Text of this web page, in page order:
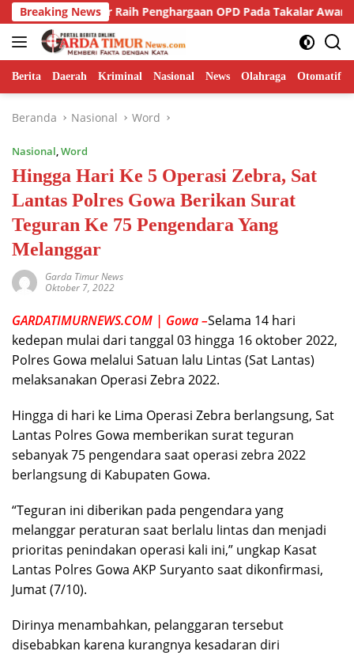
Langsung
ke
konten
Breaking News
Takalar Raih Penghargaan OPD Pada Takalar Award 2026.
Berita Daerah Kriminal Nasional News Olahraga Otomatif
Beranda Nasional Word
Nasional,Word
Hingga Hari Ke 5 Operasi Zebra, Sat
Lantas Polres Gowa Berikan Surat
Teguran Ke 75 Pengendara Yang
Melanggar
Garda Timur News
Oktober 7, 2022
GARDATIMURNEWS.COM | Gowa –Selama 14 hari
kedepan mulai dari tanggal 03 hingga 16 oktober 2022,
Polres Gowa melalui Satuan lalu Lintas (Sat Lantas)
melaksanakan Operasi Zebra 2022.
Hingga di hari ke Lima Operasi Zebra berlangsung, Sat
Lantas Polres Gowa memberikan surat teguran
sebanyak 75 pengendara saat operasi zebra 2022
berlangsung di Kabupaten Gowa.
“Teguran ini diberikan pada pengendara yang
melanggar peraturan saat berlalu lintas dan menjadi
prioritas penindakan operasi kali ini,” ungkap Kasat
Lantas Polres Gowa AKP Suryanto saat dikonfirmasi,
Jumat (7/10).
Dirinya menambahkan, pelanggaran tersebut
disebabkan karena kurangnya kesadaran diri